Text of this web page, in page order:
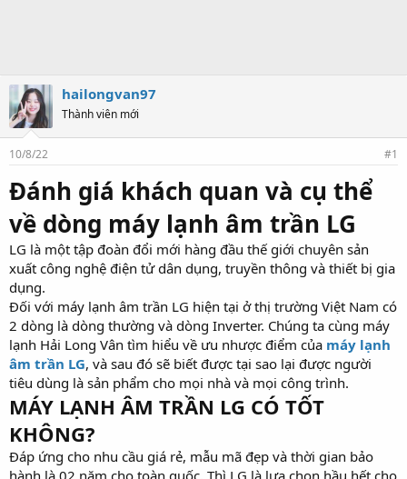
hailongvan97
Thành viên mới
10/8/22 #1
Đánh giá khách quan và cụ thể
về dòng máy lạnh âm trần LG
LG là một tập đoàn đổi mới hàng đầu thế giới chuyên sản
xuất công nghệ điện tử dân dụng, truyền thông và thiết bị gia
dụng.
Đối với máy lạnh âm trần LG hiện tại ở thị trường Việt Nam có
2 dòng là dòng thường và dòng Inverter. Chúng ta cùng máy
lạnh Hải Long Vân tìm hiểu về ưu nhược điểm của máy lạnh
âm trần LG, và sau đó sẽ biết được tại sao lại được người
tiêu dùng là sản phẩm cho mọi nhà và mọi công trình.
MÁY LẠNH ÂM TRẦN LG CÓ TỐT
KHÔNG?
Đáp ứng cho nhu cầu giá rẻ, mẫu mã đẹp và thời gian bảo
hành là 02 năm cho toàn quốc. Thì LG là lựa chọn hầu hết cho